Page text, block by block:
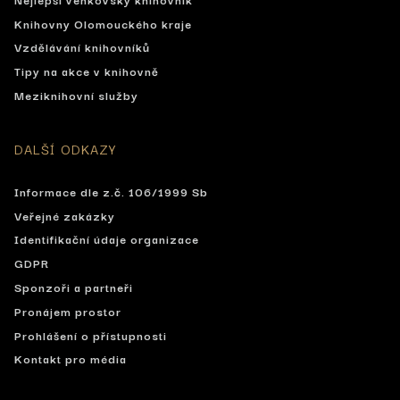
Knihovny Olomouckého kraje
Vzdělávání knihovníků
Tipy na akce v knihovně
Meziknihovní služby
DALŠÍ ODKAZY
Informace dle z.č. 106/1999 Sb
Veřejné zakázky
Identifikační údaje organizace
GDPR
Sponzoři a partneři
Pronájem prostor
Prohlášení o přístupnosti
Kontakt pro média